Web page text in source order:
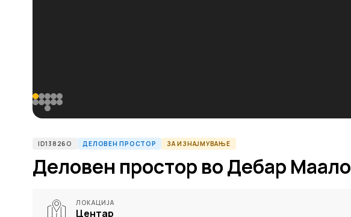
ID13826O ДЕЛОВЕН ПРОСТОР ЗА ИЗНАЈМУВАЊЕ
Деловен простор во Дебар Маало
ЛОКАЦИЈА
Центар